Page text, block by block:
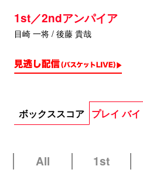
1st／2ndアンパイア
目崎 一将 / 後藤 貴哉
ボックススコア プレイ バイ
All 1st